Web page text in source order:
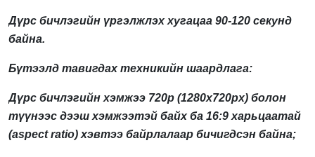
Дүрс бичлэгийн үргэлжлэх хугацаа 90-120 секунд
байна.
Бүтээлд тавигдах техникийн шаардлага:
Дүрс бичлэгийн хэмжээ 720p (1280х720px) болон
түүнээс дээш хэмжээтэй байх ба 16:9 харьцаатай
(aspect ratio) хэвтээ байрлалаар бичигдсэн байна;